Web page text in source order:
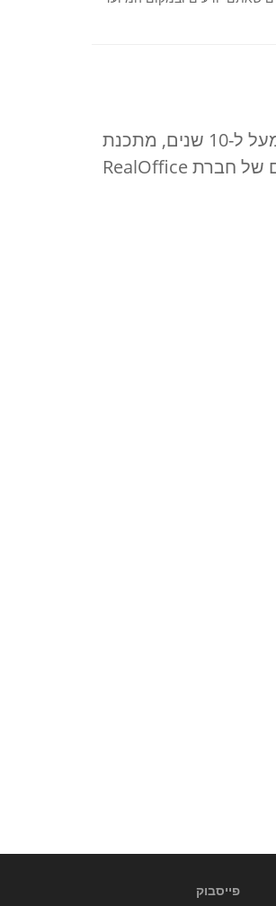
מנהל אזור מאגרי נדל"ן ירושלים והסביבה מעל ל-10 שנים, מתכנת
ומרכז תחום הבינה המלאכותית (AI), בעלים של חברת RealOffice
פייסבוק